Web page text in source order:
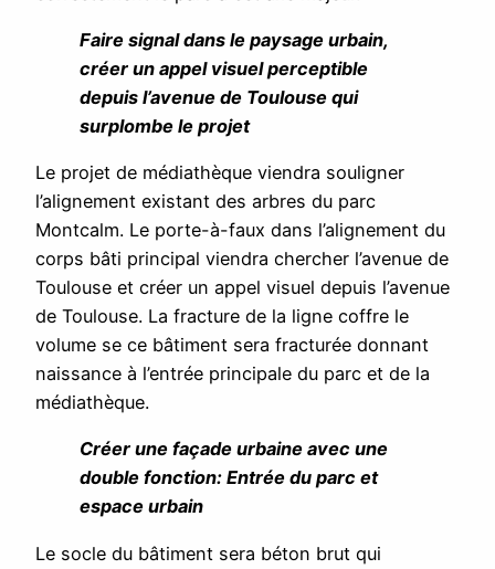
Faire signal dans le paysage urbain,
créer un appel visuel perceptible
depuis l’avenue de Toulouse qui
surplombe le projet
Le projet de médiathèque viendra souligner
l’alignement existant des arbres du parc
Montcalm. Le porte-à-faux dans l’alignement du
corps bâti principal viendra chercher l’avenue de
Toulouse et créer un appel visuel depuis l’avenue
de Toulouse. La fracture de la ligne coffre le
volume se ce bâtiment sera fracturée donnant
naissance à l’entrée principale du parc et de la
médiathèque.
Créer une façade urbaine avec une
double fonction: Entrée du parc et
espace urbain
Le socle du bâtiment sera béton brut qui